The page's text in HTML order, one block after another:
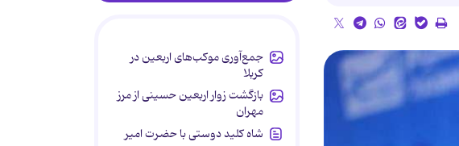
جمع‌آوری موکب‌های اربعین در
کربلا
بازگشت زوار اربعین حسینی از مرز
مهران
شاه کلید دوستی با حضرت امیر